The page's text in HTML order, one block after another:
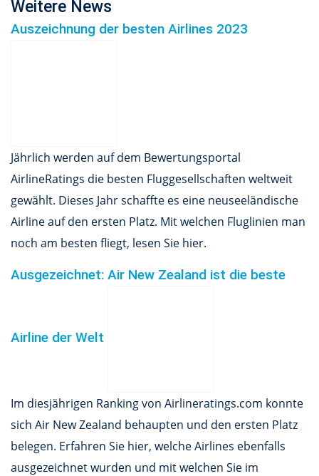
Weitere News
Auszeichnung der besten Airlines 2023
Jährlich werden auf dem Bewertungsportal
AirlineRatings die besten Fluggesellschaften weltweit
gewählt. Dieses Jahr schaffte es eine neuseeländische
Airline auf den ersten Platz. Mit welchen Fluglinien man
noch am besten fliegt, lesen Sie hier.
Ausgezeichnet: Air New Zealand ist die beste
Airline der Welt
Im diesjährigen Ranking von Airlineratings.com konnte
sich Air New Zealand behaupten und den ersten Platz
belegen. Erfahren Sie hier, welche Airlines ebenfalls
ausgezeichnet wurden und mit welchen Sie im